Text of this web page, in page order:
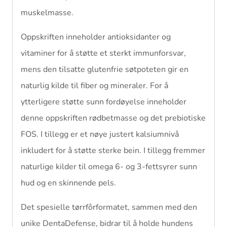
muskelmasse.
Oppskriften inneholder antioksidanter og
vitaminer for å støtte et sterkt immunforsvar,
mens den tilsatte glutenfrie søtpoteten gir en
naturlig kilde til fiber og mineraler. For å
ytterligere støtte sunn fordøyelse inneholder
denne oppskriften rødbetmasse og det prebiotiske
FOS. I tillegg er et nøye justert kalsiumnivå
inkludert for å støtte sterke bein. I tillegg fremmer
naturlige kilder til omega 6- og 3-fettsyrer sunn
hud og en skinnende pels.
Det spesielle tørrfôrformatet, sammen med den
unike DentaDefense, bidrar til å holde hundens